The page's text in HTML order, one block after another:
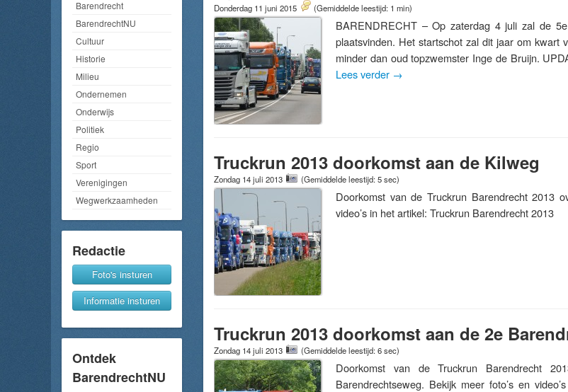
Barendrecht
BarendrechtNU
Cultuur
Historie
Milieu
Ondernemen
Onderwijs
Politiek
Regio
Sport
Verenigingen
Wegwerkzaamheden
Redactie
Foto's insturen
Informatie insturen
Ontdek
BarendrechtNU
Donderdag 11 juni 2015 (Gemiddelde leestijd: 1 min)
BARENDRECHT – Op zaterdag 4 juli zal de
plaatsvinden. Het startschot zal dit jaar om kwart
minder dan oud topzwemster Inge de Bruijn.
Lees verder →
Truckrun 2013 doorkomst aan de Kilweg
Zondag 14 juli 2013 (Gemiddelde leestijd: 5 sec)
Doorkomst van de Truckrun Barendrecht 2013
video’s in het artikel: Truckrun Barendrecht 2013
Truckrun 2013 doorkomst aan de 2e
Zondag 14 juli 2013 (Gemiddelde leestijd: 6 sec)
Doorkomst van de Truckrun Barendrecht
Barendrechtseweg. Bekijk meer foto’s en